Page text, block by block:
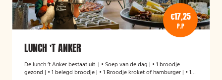
€17,25
P.P
LUNCH 'T ANKER
De lunch ’t Anker bestaat uit: | • Soep van de dag | • 1 broodje
gezond | • 1 belegd broodje | • 1 Broodje kroket of hamburger | • 1